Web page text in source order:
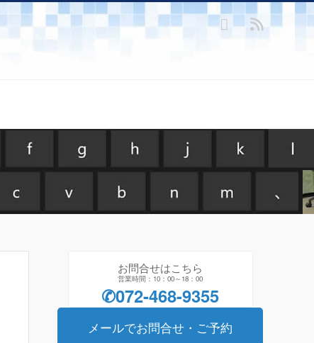
お問合せはこちら
営業時間：10：00～18：00
✆072-468-9355
メールでお問合せ・ご予約